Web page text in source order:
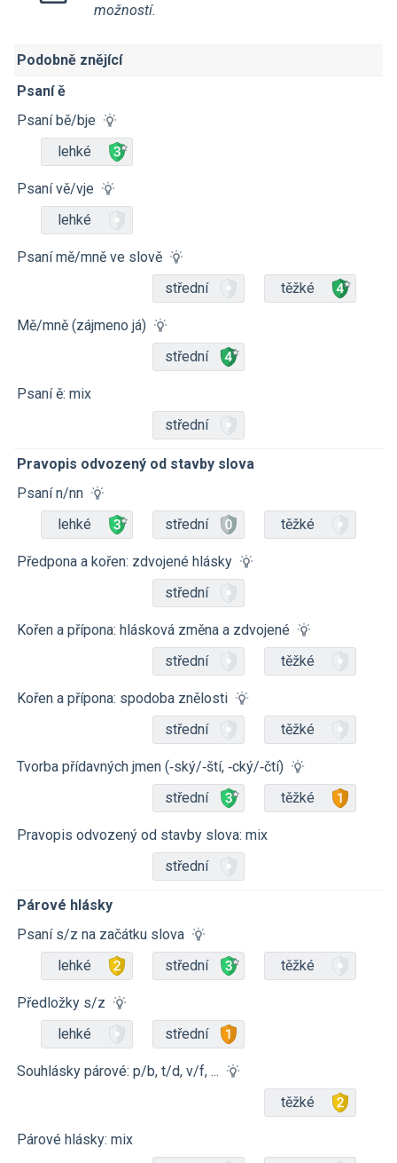
možností.
Podobně znějící
Psaní ě
Psaní bě/bje
lehké
Psaní vě/vje
lehké
Psaní mě/mně ve slově
střední
těžké
Mě/mně (zájmeno já)
střední
Psaní ě: mix
střední
Pravopis odvozený od stavby slova
Psaní n/nn
lehké
střední těžké
Předpona a kořen: zdvojené hlásky
střední
Kořen a přípona: hlásková změna a zdvojené
střední
těžké
Kořen a přípona: spodoba znělosti
střední
těžké
Tvorba přídavných jmen (‑ský/‑ští, ‑cký/‑čtí)
střední
těžké
Pravopis odvozený od stavby slova: mix
střední
Párové hlásky
Psaní s/z na začátku slova
lehké
střední těžké
Předložky s/z
lehké
střední
Souhlásky párové: p/b, t/d, v/f, ...
těžké
Párové hlásky: mix